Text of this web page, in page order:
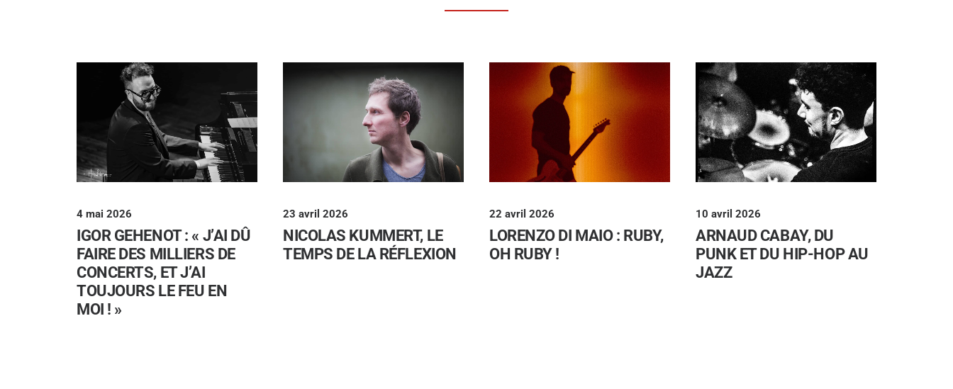
4 mai 2026
IGOR GEHENOT : « J’AI DÛ
FAIRE DES MILLIERS DE
CONCERTS, ET J’AI
TOUJOURS LE FEU EN
MOI ! »
23 avril 2026
NICOLAS KUMMERT, LE
TEMPS DE LA RÉFLEXION
22 avril 2026
LORENZO DI MAIO : RUBY,
OH RUBY !
10 avril 2026
ARNAUD CABAY, DU
PUNK ET DU HIP-HOP AU
JAZZ